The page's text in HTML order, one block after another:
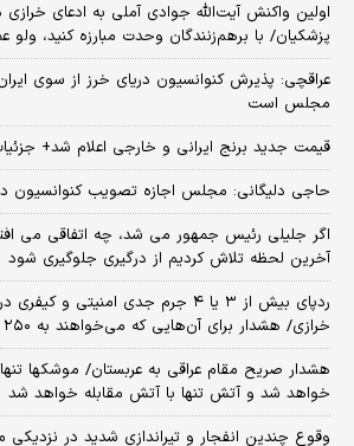
اولین واکنش آیت‌الله جوادی آملی به ادعای خرازی
پزشکیان/ با برهم‌زنندگان وحدت مبارزه کنید،
عراقچی: پذیرش کنوانسیون دریای خرز از سوی
مجلس است
قیمت جدید برنج ایرانی و خارجی اعلام شد+
حاجی دلیگانی: مجلس اجازه تصویب کنوانسیون
اگر جلیلی رئیس جمهور می شد، چه اتفاقی می
آخرین لحظه تلاش کردیم از درگیری جلوگیری شود
ردپای بیش از ۳ یا ۴ جرم جدی امنیتی
خرازی/ هشدار برای آن‌هایی که می‌خواهند به ۲۵۰ هزار نفر بپیوندند
هشدار صریح مقام عراقی به عربستان/ موشکها
خواهد شد و آتش تنها با آتش مقابله خواهد شد
وقوع چندین انفجار و تیراندازی شدید در نزدیکی